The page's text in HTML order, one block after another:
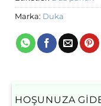
Marka: Duka
HOŞUNUZA